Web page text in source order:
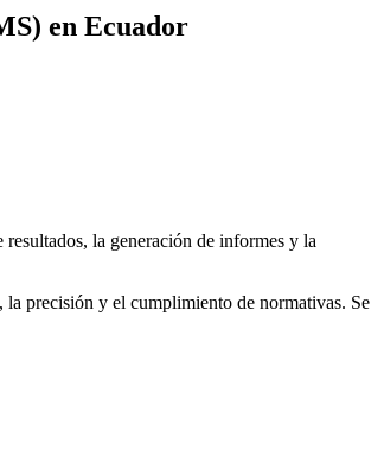
en Ecuador
la generación de informes y la
precisión y el cumplimiento de normativas. Se